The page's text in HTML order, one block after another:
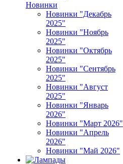
Новинки
Новинки "Декабрь
2025"
Новинки "Ноябрь
2025"
Новинки "Октябрь
2025"
Новинки "Сентябрь
2025"
Новинки "Август
2025"
Новинки "Январь
2026"
Новинки "Март 2026"
Новинки "Апрель
2026"
Новинки "Май 2026"